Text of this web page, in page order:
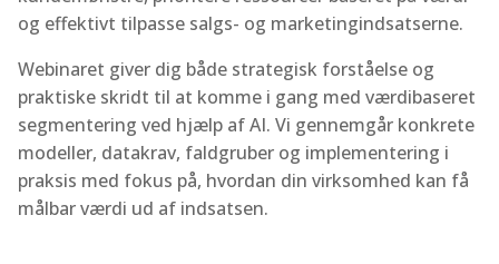
og effektivt tilpasse salgs- og marketingindsatserne.
Webinaret giver dig både strategisk forståelse og
praktiske skridt til at komme i gang med værdibaseret
segmentering ved hjælp af AI. Vi gennemgår konkrete
modeller, datakrav, faldgruber og implementering i
praksis med fokus på, hvordan din virksomhed kan få
målbar værdi ud af indsatsen.